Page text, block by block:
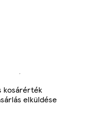
kosárérték
kosárérték
elküldése